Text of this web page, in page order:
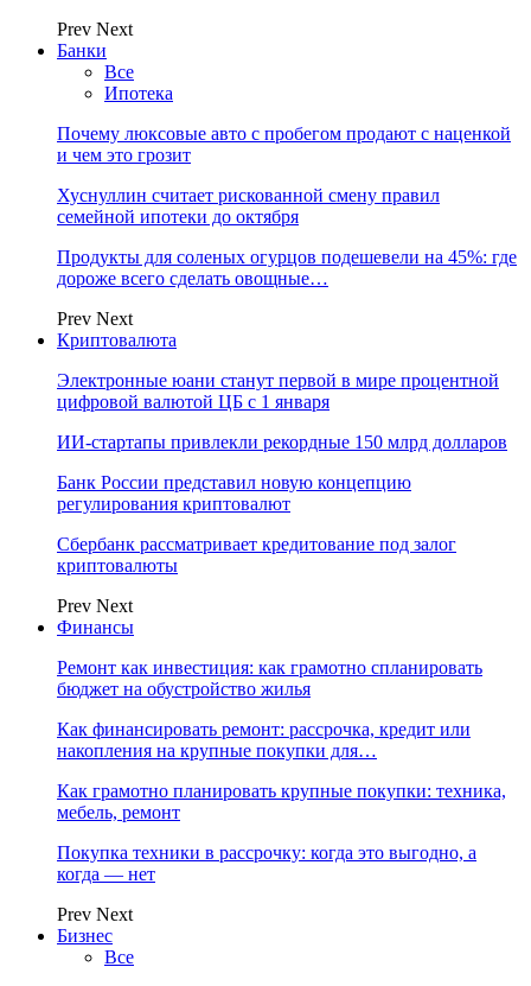
Prev Next
Банки
Все
Ипотека
Почему люксовые авто с пробегом продают с наценкой
и чем это грозит
Хуснуллин считает рискованной смену правил
семейной ипотеки до октября
Продукты для соленых огурцов подешевели на 45%: где
дороже всего сделать овощные…
Prev Next
Криптовалюта
Электронные юани станут первой в мире процентной
цифровой валютой ЦБ с 1 января
ИИ-стартапы привлекли рекордные 150 млрд долларов
Банк России представил новую концепцию
регулирования криптовалют
Сбербанк рассматривает кредитование под залог
криптовалюты
Prev Next
Финансы
Ремонт как инвестиция: как грамотно спланировать
бюджет на обустройство жилья
Как финансировать ремонт: рассрочка, кредит или
накопления на крупные покупки для…
Как грамотно планировать крупные покупки: техника,
мебель, ремонт
Покупка техники в рассрочку: когда это выгодно, а
когда — нет
Prev Next
Бизнес
Все